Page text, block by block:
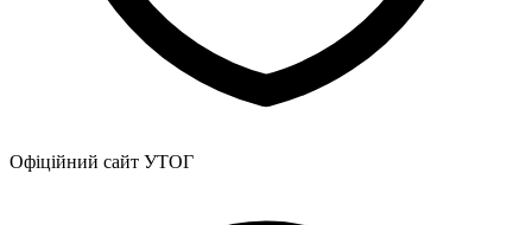
Офіційний сайт УТОГ